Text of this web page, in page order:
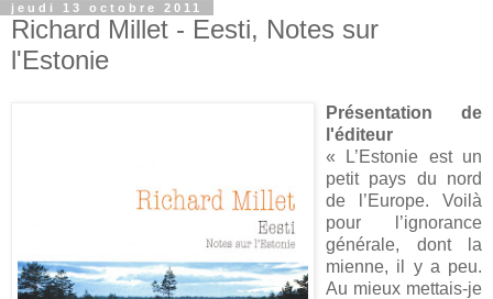
jeudi 13 octobre 2011
Richard Millet - Eesti, Notes sur
l'Estonie
Présentation de
l'éditeur
« L’Estonie est un
petit pays du nord
de l’Europe. Voilà
pour l’ignorance
générale, dont la
mienne, il y a peu.
Au mieux mettais-je